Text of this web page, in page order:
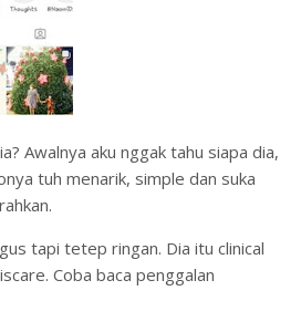
Awalnya aku nggak tahu siapa dia,
tuh menarik, simple dan suka
tapi tetep ringan. Dia itu clinical
Coba baca penggalan